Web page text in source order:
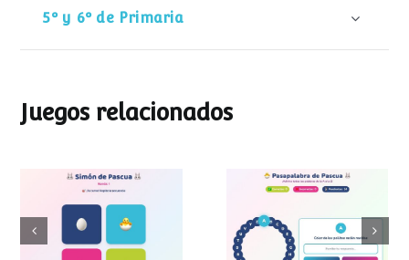
5º y 6º de Primaria
Juegos relacionados
Simon de Pascua
Pasapalabra de
Pascua